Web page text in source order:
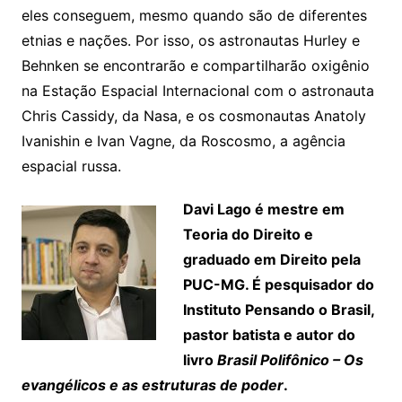
eles conseguem, mesmo quando são de diferentes
etnias e nações. Por isso, os astronautas Hurley e
Behnken se encontrarão e compartilharão oxigênio
na Estação Espacial Internacional com o astronauta
Chris Cassidy, da Nasa, e os cosmonautas Anatoly
Ivanishin e Ivan Vagne, da Roscosmo, a agência
espacial russa.
Davi Lago é mestre em
Teoria do Direito e
graduado em Direito pela
PUC-MG. É pesquisador do
Instituto Pensando o Brasil,
pastor batista e autor do
livro Brasil Polifônico – Os
evangélicos e as estruturas de poder.